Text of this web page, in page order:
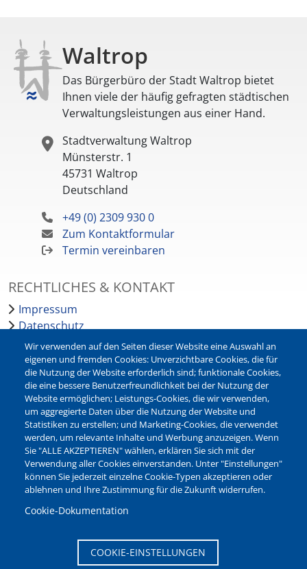
Waltrop
Das Bürgerbüro der Stadt Waltrop bietet
Ihnen viele der häufig gefragten städtischen
Verwaltungsleistungen aus einer Hand.
Stadtverwaltung Waltrop
Münsterstr. 1
45731 Waltrop
Deutschland
+49 (0) 2309 930 0
Zum Kontaktformular
Termin vereinbaren
RECHTLICHES & KONTAKT
Impressum
Datenschutz
Barrierefreiheit
Leichte Sprache
Bankverbindungen
Pressestelle
Kontakt
NEWSLETTER
Jetzt die verschiedenen Newsletter der Stadt Waltrop
abonnieren:
Newsletter verwalten
Wir verwenden auf den Seiten dieser Website eine Auswahl an
eigenen und fremden Cookies: Unverzichtbare Cookies, die für
die Nutzung der Website erforderlich sind; funktionale Cookies,
die eine bessere Benutzerfreundlichkeit bei der Nutzung der
Website ermöglichen; Leistungs-Cookies, die wir verwenden,
um aggregierte Daten über die Nutzung der Website und
Statistiken zu erstellen; und Marketing-Cookies, die verwendet
werden, um relevante Inhalte und Werbung anzuzeigen. Wenn
Sie "ALLE AKZEPTIEREN" wählen, erklären Sie sich mit der
Verwendung aller Cookies einverstanden. Unter "Einstellungen"
können Sie jederzeit einzelne Cookie-Typen akzeptieren oder
ablehnen und Ihre Zustimmung für die Zukunft widerrufen.
Cookie-Dokumentation
COOKIE-EINSTELLUNGEN